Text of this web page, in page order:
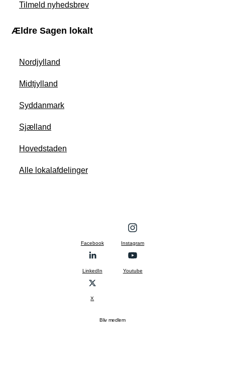
Tilmeld nyhedsbrev
Ældre Sagen lokalt
Nordjylland
Midtjylland
Syddanmark
Sjælland
Hovedstaden
Alle lokalafdelinger
Facebook Instagram
LinkedIn Youtube
X
Bliv medlem